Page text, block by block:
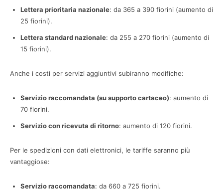
Lettera prioritaria nazionale: da 365 a 390 fiorini (aumento di
25 fiorini).
Lettera standard nazionale: da 255 a 270 fiorini (aumento di
15 fiorini).
Anche i costi per servizi aggiuntivi subiranno modifiche:
Servizio raccomandata (su supporto cartaceo): aumento di
70 fiorini.
Servizio con ricevuta di ritorno: aumento di 120 fiorini.
Per le spedizioni con dati elettronici, le tariffe saranno più
vantaggiose:
Servizio raccomandata: da 660 a 725 fiorini.